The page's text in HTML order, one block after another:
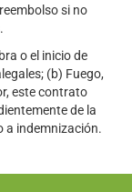
si no
o el inicio de
(b) Fuego,
este contrato
de la
a indemnización.